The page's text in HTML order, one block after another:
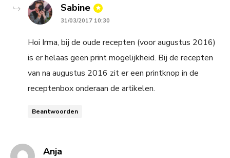
Sabine says:
31/03/2017 10:30
Hoi Irma, bij de oude recepten (voor augustus 2016)
is er helaas geen print mogelijkheid. Bij de recepten
van na augustus 2016 zit er een printknop in de
receptenbox onderaan de artikelen.
Beantwoorden
Anja